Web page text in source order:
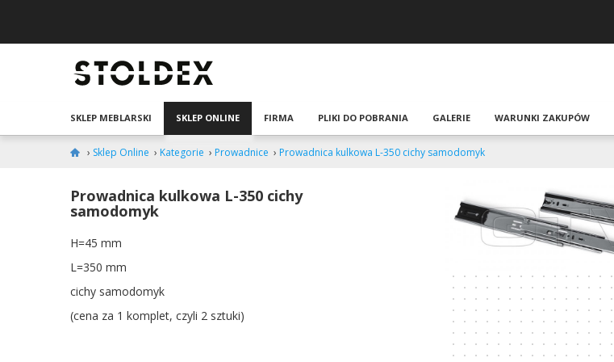
SKLEP MEBLARSKI SKLEP ONLINE FIRMA PLIKI DO POBRANIA GALERIE WARUNKI ZAKUPÓW
› Sklep Online › Kategorie › Prowadnice › Prowadnica kulkowa L-350 cichy samodomyk
Prowadnica kulkowa L-350 cichy
samodomyk
H=45 mm
L=350 mm
cichy samodomyk
(cena za 1 komplet, czyli 2 sztuki)